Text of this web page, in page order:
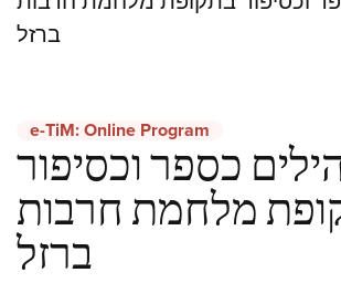
ברזל
e-TiM: Online Program
כספר וכסיפור
מלחמת חרבות
ברזל